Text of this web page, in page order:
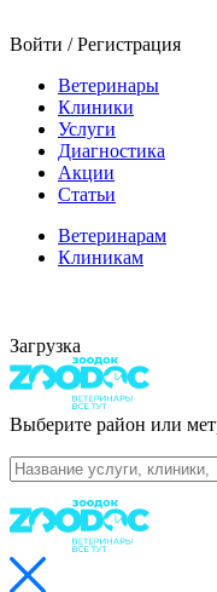
Войти / Регистрация
Ветеринары
Клиники
Услуги
Диагностика
Акции
Статьи
Ветеринарам
Клиникам
Загрузка
Выберите район или